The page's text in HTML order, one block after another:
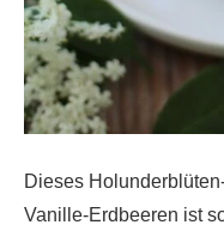
Dieses
Vanille-Erdbeeren ist